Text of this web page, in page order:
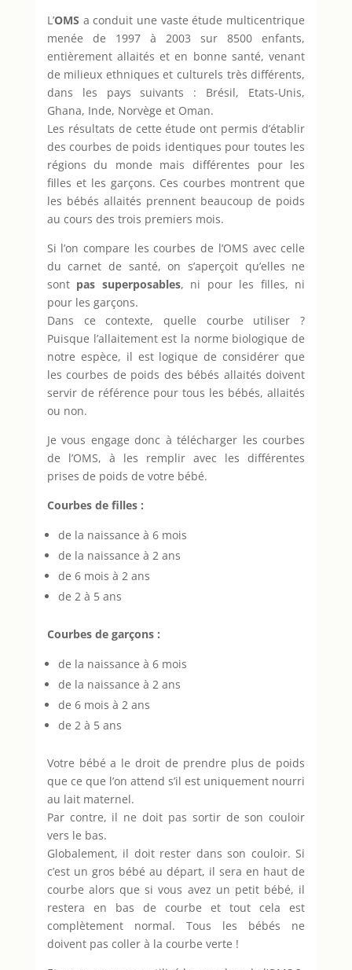
L’OMS a conduit une vaste étude multicentrique
menée de 1997 à 2003 sur 8500 enfants,
entièrement allaités et en bonne santé, venant
de milieux ethniques et culturels très différents,
dans les pays suivants : Brésil, Etats-Unis,
Ghana, Inde, Norvège et Oman.
Les résultats de cette étude ont permis d’établir
des courbes de poids identiques pour toutes les
régions du monde mais différentes pour les
filles et les garçons. Ces courbes montrent que
les bébés allaités prennent beaucoup de poids
au cours des trois premiers mois.
Si l’on compare les courbes de l’OMS avec celle
du carnet de santé, on s’aperçoit qu’elles ne
sont pas superposables, ni pour les filles, ni
pour les garçons.
Dans ce contexte, quelle courbe utiliser ?
Puisque l’allaitement est la norme biologique de
notre espèce, il est logique de considérer que
les courbes de poids des bébés allaités doivent
servir de référence pour tous les bébés, allaités
ou non.
Je vous engage donc à télécharger les courbes
de l’OMS, à les remplir avec les différentes
prises de poids de votre bébé.
Courbes de filles :
de la naissance à 6 mois
de la naissance à 2 ans
de 6 mois à 2 ans
de 2 à 5 ans
Courbes de garçons :
de la naissance à 6 mois
de la naissance à 2 ans
de 6 mois à 2 ans
de 2 à 5 ans
Votre bébé a le droit de prendre plus de poids
que ce que l’on attend s’il est uniquement nourri
au lait maternel.
Par contre, il ne doit pas sortir de son couloir
vers le bas.
Globalement, il doit rester dans son couloir. Si
c’est un gros bébé au départ, il sera en haut de
courbe alors que si vous avez un petit bébé, il
restera en bas de courbe et tout cela est
complètement normal. Tous les bébés ne
doivent pas coller à la courbe verte !